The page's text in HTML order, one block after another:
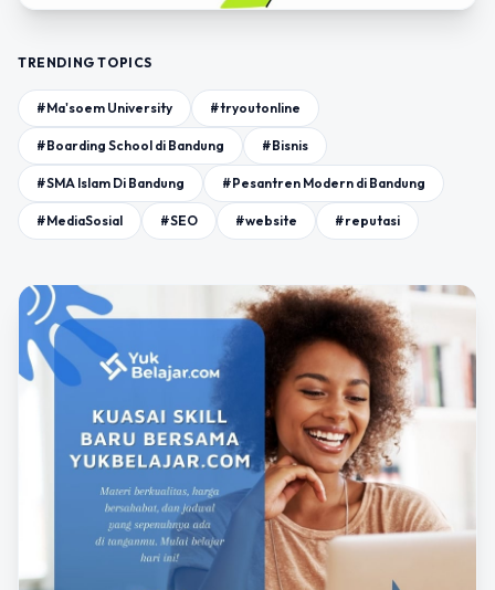
TRENDING TOPICS
#Ma'soem University #tryoutonline
#Boarding School di Bandung #Bisnis
#SMA Islam Di Bandung #Pesantren Modern di Bandung
#MediaSosial #SEO #website #reputasi